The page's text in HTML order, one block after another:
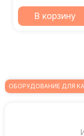
В корзину
ОБОРУДОВАНИЕ ДЛЯ